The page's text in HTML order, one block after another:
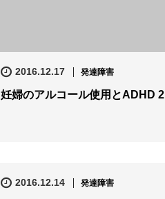
2016.12.17 発達障害
妊婦のアルコール使用とADHD 2
2016.12.14 発達障害